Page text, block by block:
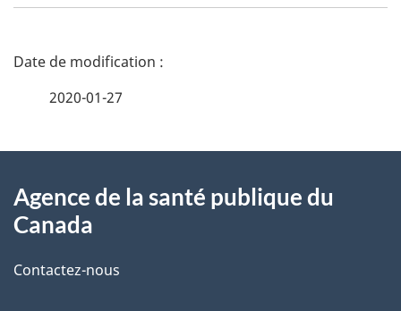
D
i
s
2020-01-27
propos
ce
Agence de la santé publique du
Canada
Contactez-nous